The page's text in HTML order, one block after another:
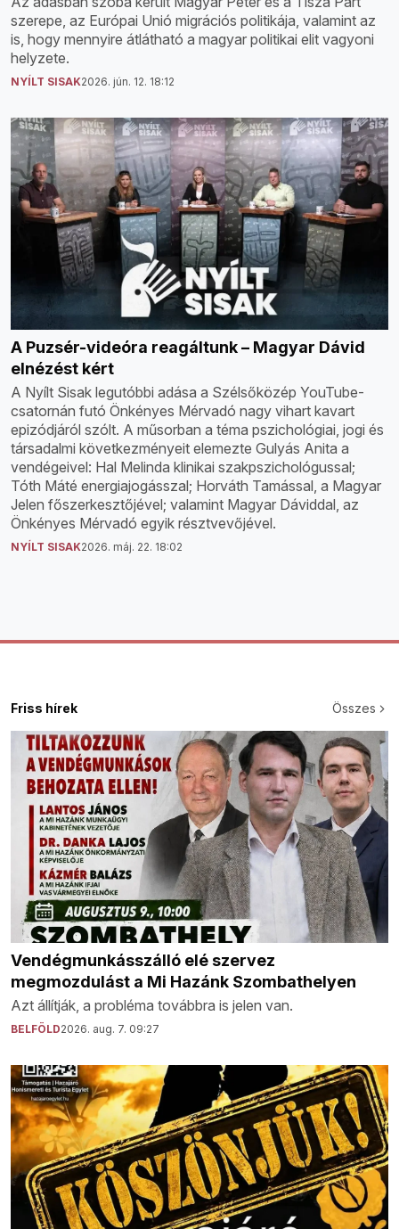
szerepe, az Európai Unió migrációs politikája, valamint az
is, hogy mennyire átlátható a magyar politikai elit vagyoni
helyzete.
NYÍLT SISAK2026. jún. 12. 18:12
A Puzsér-videóra reagáltunk – Magyar Dávid
elnézést kért
A Nyílt Sisak legutóbbi adása a Szélsőközép YouTube-
csatornán futó Önkényes Mérvadó nagy vihart kavart
epizódjáról szólt. A műsorban a téma pszichológiai, jogi és
társadalmi következményeit elemezte Gulyás Anita a
vendégeivel: Hal Melinda klinikai szakpszichológussal;
Tóth Máté energiajogásszal; Horváth Tamással, a Magyar
Jelen főszerkesztőjével; valamint Magyar Dáviddal, az
Önkényes Mérvadó egyik résztvevőjével.
NYÍLT SISAK2026. máj. 22. 18:02
Friss hírek Összes
Vendégmunkásszálló elé szervez
megmozdulást a Mi Hazánk Szombathelyen
Azt állítják, a probléma továbbra is jelen van.
BELFÖLD2026. aug. 7. 09:27